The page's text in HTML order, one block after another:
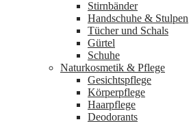
Stirnbänder
Handschuhe & Stulpen
Tücher und Schals
Gürtel
Schuhe
Naturkosmetik & Pflege
Gesichtspflege
Körperpflege
Haarpflege
Deodorants